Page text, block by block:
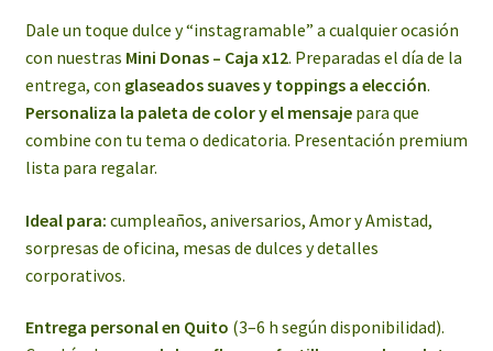
Dale un toque dulce y “instagramable” a cualquier ocasión
con nuestras Mini Donas – Caja x12. Preparadas el día de la
entrega, con glaseados suaves y toppings a elección.
Personaliza la paleta de color y el mensajepara que
combine con tu tema o dedicatoria. Presentación premium
lista para regalar.
Ideal para: cumpleaños, aniversarios, Amor y Amistad,
sorpresas de oficina, mesas de dulces y detalles
corporativos.
Entrega personal en Quito (3–6 h según disponibilidad).